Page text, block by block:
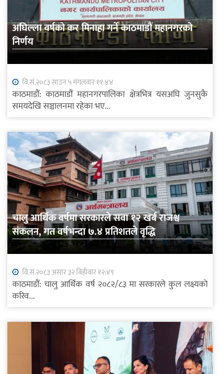
अघिल्ला वर्षको कर मिनाहा गर्ने काठमाडौं महानगरको
निर्णय
वि.सं.२०८३ साउन ५ मंगलवार ११:४४
काठमाडौं: काठमाडौं महानगरपालिका क्षेत्रभित्र यसअघि जुनसुकै
समयदेखि सञ्चालनमा रहेका भए...
चालु आर्थिक वर्षमा सरकारले सवा १२ खर्ब राजश्व
संकलन, गत वर्षभन्दा ७.४ प्रतिशतले वृद्धि
वि.सं.२०८३ असार ३२ बिहीवार १२:४९
काठमाडौं: चालु आर्थिक वर्ष २०८२/८३ मा सरकारले कुल लक्ष्यको
करिव...